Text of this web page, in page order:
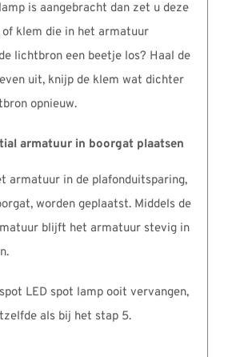
is aangebracht dan zet u deze
klem die in het armatuur
lichtbron een beetje los? Haal de
uit, knijp de klem wat dichter
opnieuw.
armatuur in boorgat plaatsen
armatuur in de plafonduitsparing,
worden geplaatst. Middels de
blijft het armatuur stevig in
LED spot lamp ooit vervangen,
als bij het stap 5.